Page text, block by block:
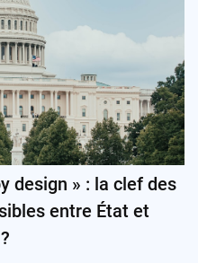
design » : la clef des
entre État et